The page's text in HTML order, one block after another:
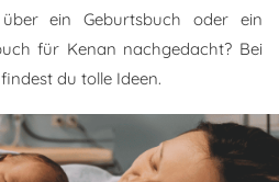
ein Geburtsbuch oder ein
für Kenan nachgedacht? Bei
findest du tolle Ideen.